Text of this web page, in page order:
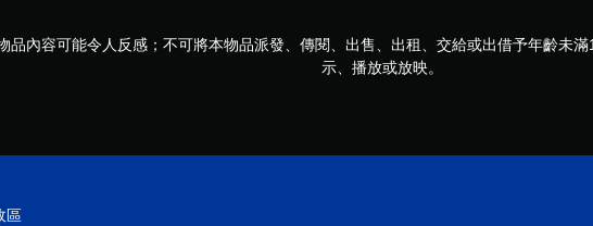
品內容可能令人反感；不可將本物品派發、傳閱、出售、出租、交給或出借予年齡未
示、播放或放映。
區